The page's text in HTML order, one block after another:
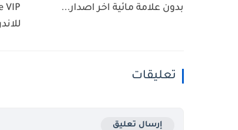
بدون علامة مائية اخر اصدار...
تعليقات
إرسال تعليق